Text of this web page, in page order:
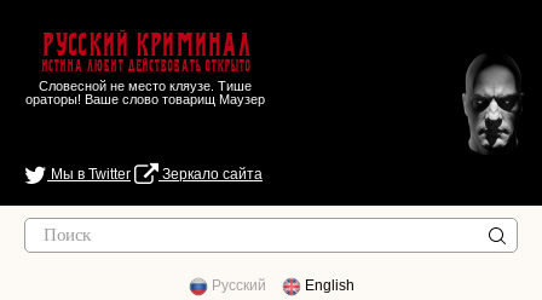
Русский Криминал
Истина любит действовать открыто
Словесной не место кляузе. Тише
ораторы! Ваше слово товарищ Маузер
Мы в Twitter Зеркало сайта
Русский English